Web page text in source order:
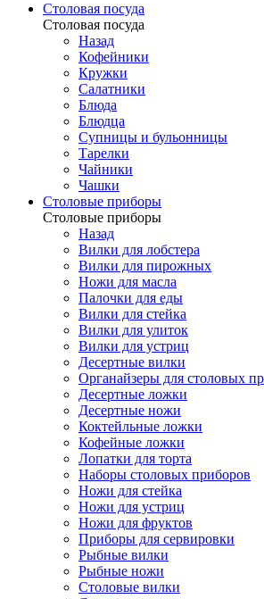
Столовая посуда
Столовая посуда
Назад
Кофейники
Кружки
Салатники
Блюда
Блюдца
Супницы и бульонницы
Тарелки
Чайники
Чашки
Cтоловые приборы
Cтоловые приборы
Назад
Вилки для лобстера
Вилки для пирожных
Ножи для масла
Палочки для еды
Вилки для стейка
Вилки для улиток
Вилки для устриц
Десертные вилки
Органайзеры для столовых
Десертные ложки
Десертные ножи
Коктейльные ложки
Кофейные ложки
Лопатки для торта
Наборы столовых приборов
Ножи для стейка
Ножи для устриц
Ножи для фруктов
Приборы для сервировки
Рыбные вилки
Рыбные ножи
Столовые вилки